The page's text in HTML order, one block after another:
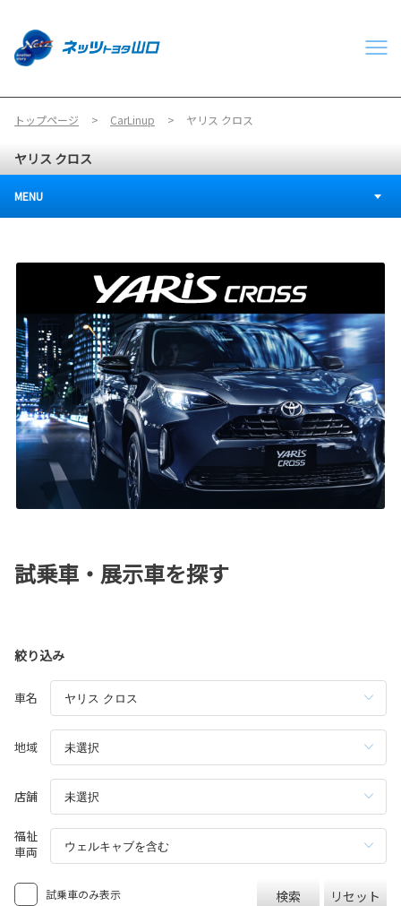
トップページ CarLinup ヤリス クロス
ヤリス クロス
MENU
試乗車・展示車を探す
絞り込み
車名
地域
店舗
福祉
車両
試乗車のみ表示 検索 リセット